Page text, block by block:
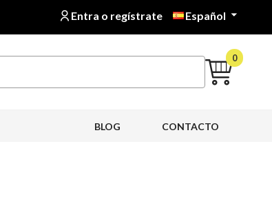
Entra o regístrate Español 
0
CONTACTO
BLOG